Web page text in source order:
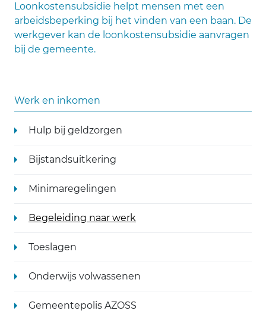
Loonkostensubsidie helpt mensen met een
arbeidsbeperking bij het vinden van een baan. De
werkgever kan de loonkostensubsidie aanvragen
bij de gemeente.
Werk en inkomen
Hulp bij geldzorgen
Bijstandsuitkering
Minimaregelingen
Begeleiding naar werk
Toeslagen
Onderwijs volwassenen
Gemeentepolis AZOSS